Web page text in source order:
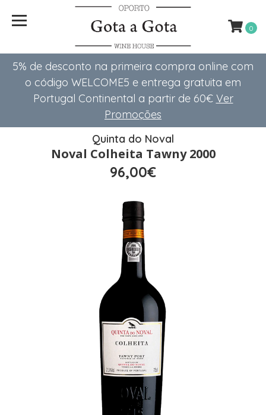
5% de desconto na primeira compra online com
o código WELCOME5 e entrega gratuita em
Portugal Continental a partir de 60€ Ver
Promoções
0
Quinta do Noval
Noval Colheita Tawny 2000
96,00€